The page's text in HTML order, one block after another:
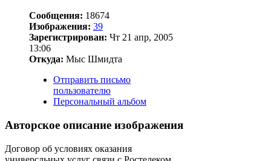
Сообщения: 18674
Изображения: 39
Зарегистрирован: Чт 21 апр, 2005
13:06
Откуда: Мыс Шмидта
Отправить письмо
пользователю
Персональный альбом
Авторское описание изображения
Договор об условиях оказания